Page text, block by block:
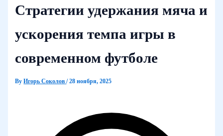
Стратегии удержания мяча и
ускорения темпа игры в
современном футболе
ByИгорь Соколов/28 ноября, 2025